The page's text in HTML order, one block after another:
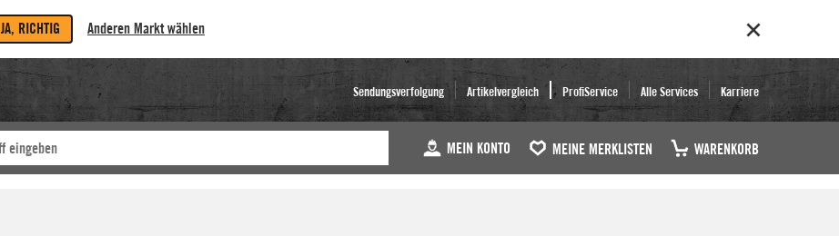
JA, RICHTIG Anderen Markt wählen
Sendungsverfolgung Artikelvergleich ProfiService Alle Services Karriere
MEIN KONTO MEINE MERKLISTEN WARENKORB